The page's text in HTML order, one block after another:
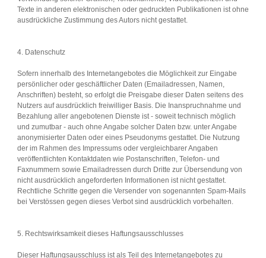
Texte in anderen elektronischen oder gedruckten Publikationen ist ohne
ausdrückliche Zustimmung des Autors nicht gestattet.
4. Datenschutz
Sofern innerhalb des Internetangebotes die Möglichkeit zur Eingabe
persönlicher oder geschäftlicher Daten (Emailadressen, Namen,
Anschriften) besteht, so erfolgt die Preisgabe dieser Daten seitens des
Nutzers auf ausdrücklich freiwilliger Basis. Die Inanspruchnahme und
Bezahlung aller angebotenen Dienste ist - soweit technisch möglich
und zumutbar - auch ohne Angabe solcher Daten bzw. unter Angabe
anonymisierter Daten oder eines Pseudonyms gestattet. Die Nutzung
der im Rahmen des Impressums oder vergleichbarer Angaben
veröffentlichten Kontaktdaten wie Postanschriften, Telefon- und
Faxnummern sowie Emailadressen durch Dritte zur Übersendung von
nicht ausdrücklich angeforderten Informationen ist nicht gestattet.
Rechtliche Schritte gegen die Versender von sogenannten Spam-Mails
bei Verstössen gegen dieses Verbot sind ausdrücklich vorbehalten.
5. Rechtswirksamkeit dieses Haftungsausschlusses
Dieser Haftungsausschluss ist als Teil des Internetangebotes zu